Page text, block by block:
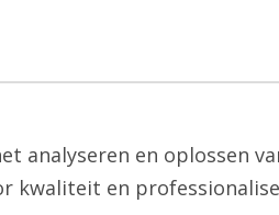
analyseren en oplossen
kwaliteit en